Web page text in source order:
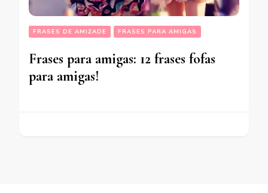
FRASES DE AMIZADE FRASES PARA AMIGAS
Frases para amigas: 12 frases fofas
para amigas!